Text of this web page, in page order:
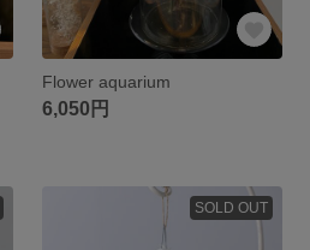
Flower aquarium
6,050円
SOLD OUT